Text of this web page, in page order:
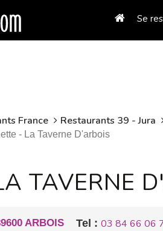
Se
France Restaurants 39 - Jura
- La Taverne D'arbois
TAVERNE
ARBOIS Tel : 03 84 66 06